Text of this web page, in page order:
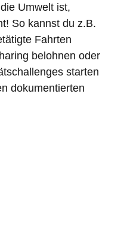
Umwelt ist,
So kannst du z.B.
Fahrten
belohnen oder
starten
dokumentierten